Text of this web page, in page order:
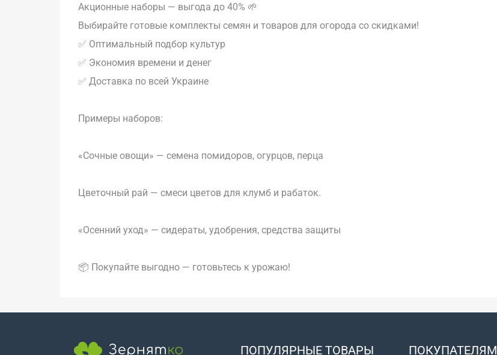
Акционные наборы — выгода до 40% 🌱
Выбирайте готовые комплекты семян и товаров для огорода со скидками!
✅ Оптимальный подбор культур
✅ Экономия времени и денег
✅ Доставка по всей Украине
Примеры наборов:
«Сочные овощи» — семена помидоров, огурцов, перца
Цветочный рай — смеси цветов для клумб и рабаток.
«Осенний уход» — сидераты, удобрения, средства защиты
📦 Покупайте выгодно — готовьтесь к урожаю!
ПОПУЛЯРНЫЕ ТОВАРЫ ПОКУПАТЕЛЯМ